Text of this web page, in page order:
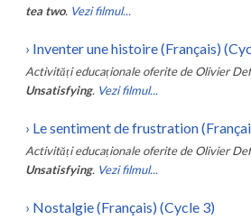
tea two. Vezi filmul...
› Inventer une histoire (Français)
Activități educaționale oferite de Olivier
Unsatisfying. Vezi filmul...
› Le sentiment de frustration
Activități educaționale oferite de Olivier
Unsatisfying. Vezi filmul...
› Nostalgie (Français) (Cycle 3)